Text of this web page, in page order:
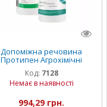
Допоміжна речовина
Протипен Агрохімічні
технології (200 мл)
Код: 7128
Немає в наявності
994,29 грн.